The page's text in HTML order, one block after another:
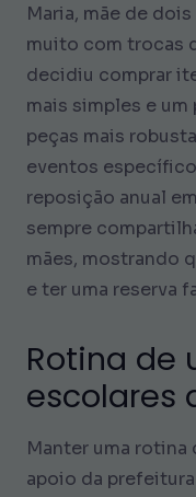
Maria, mãe de
muito com trocas
decidiu comprar
mais simples e um
peças mais
eventos
reposição anual
sempre
mães, mostrando
e ter uma reserva
Rotina de
escolares
Manter uma
apoio da